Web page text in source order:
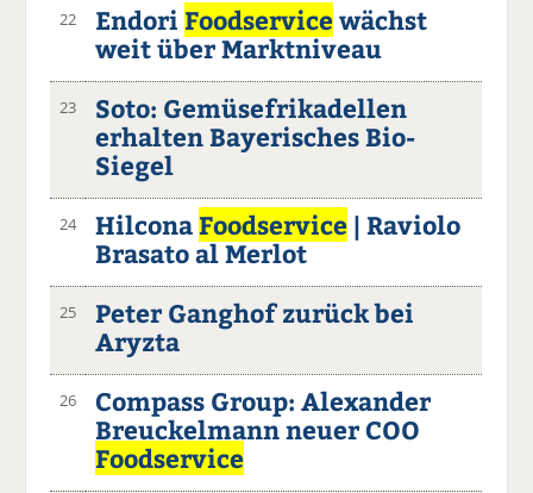
22 Endori Foodservicewächst
weit über Marktniveau
23
Soto: Gemüsefrikadellen
erhalten Bayerisches Bio-
Siegel
24 Hilcona Foodservice | Raviolo
Brasato al Merlot
25
Peter Ganghof zurück bei
Aryzta
26
Compass Group: Alexander
Breuckelmann neuer COO
Foodservice